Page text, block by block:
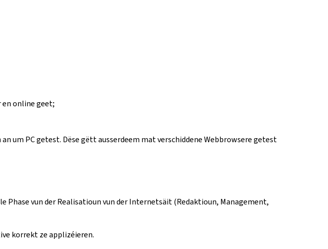
en online geet;
um PC getest. Dëse gëtt ausserdeem mat verschiddene Webbrowsere getest
Phase vun der Realisatioun vun der Internetsäit (Redaktioun, Management,
korrekt ze applizéieren.